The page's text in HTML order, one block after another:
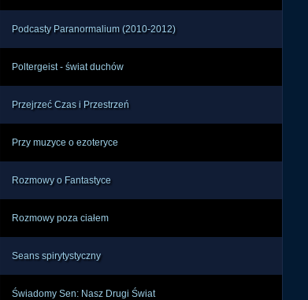
Podcasty Paranormalium (2010-2012)
Poltergeist - świat duchów
Przejrzeć Czas i Przestrzeń
Przy muzyce o ezoteryce
Rozmowy o Fantastyce
Rozmowy poza ciałem
Seans spirytystyczny
Świadomy Sen: Nasz Drugi Świat